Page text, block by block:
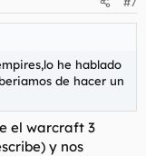
he hablado
de hacer un
el warcraft 3
y nos